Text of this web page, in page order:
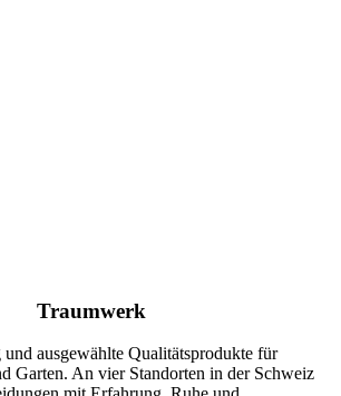
Traumwerk
ausgewählte Qualitätsprodukte für
Garten. An vier Standorten in der Schweiz